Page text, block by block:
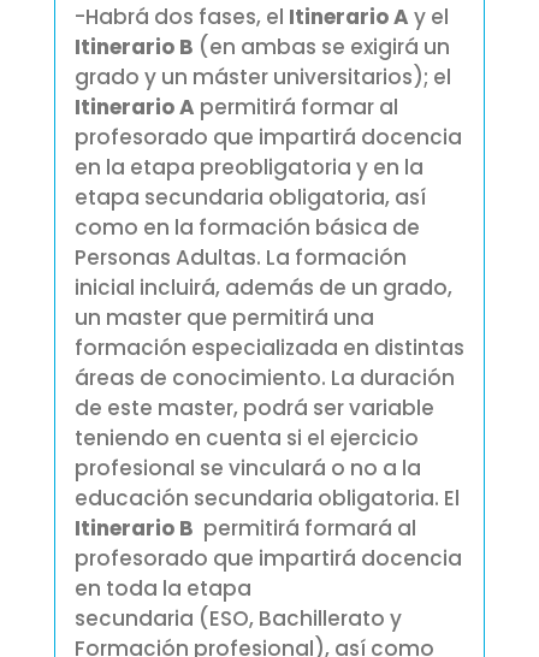
-Habrá dos fases, el Itinerario A y el
Itinerario B (en ambas se exigirá un
grado y un máster universitarios); el
Itinerario A permitirá formar al
profesorado que impartirá docencia
en la etapa preobligatoria y en la
etapa secundaria obligatoria, así
como en la formación básica de
Personas Adultas. La formación
inicial incluirá, además de un grado,
un master que permitirá una
formación especializada en distintas
áreas de conocimiento. La duración
de este master, podrá ser variable
teniendo en cuenta si el ejercicio
profesional se vinculará o no a la
educación secundaria obligatoria. El
Itinerario B permitirá formará al
profesorado que impartirá docencia
en toda la etapa
secundaria (ESO, Bachillerato y
Formación profesional), así como